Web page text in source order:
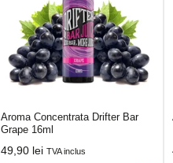
Aroma Concentrata Drifter Bar
Grape 16ml
49,90 lei TVA inclus